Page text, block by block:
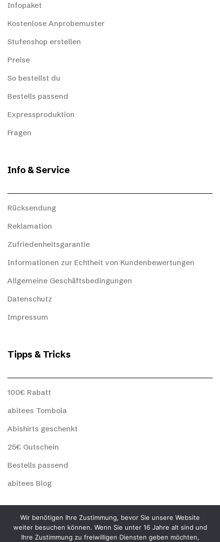
Infopaket
Kostenlose Anprobemuster
Stufenshop erstellen
Preise
So bestellst du
Bestells passend
Expressproduktion
Fragen
Info & Service
Rücksendung
Reklamation
Zufriedenheitsgarantie
Informationen zur Echtheit von Kundenbewertungen
Allgemeine Geschäftsbedingungen
Datenschutz
Impressum
Tipps & Tricks
100€ Rabatt
abitees Tombola
Abishirts geschenkt
25€ Gutschein
Bestells passend
abitees Blog
abitees Social
Wir benötigen Ihre Zustimmung, bevor Sie unsere Website
weiter besuchen können. Wenn Sie unter 16 Jahre alt sind und
Ihre Zustimmung zu freiwilligen Diensten geben möchten,